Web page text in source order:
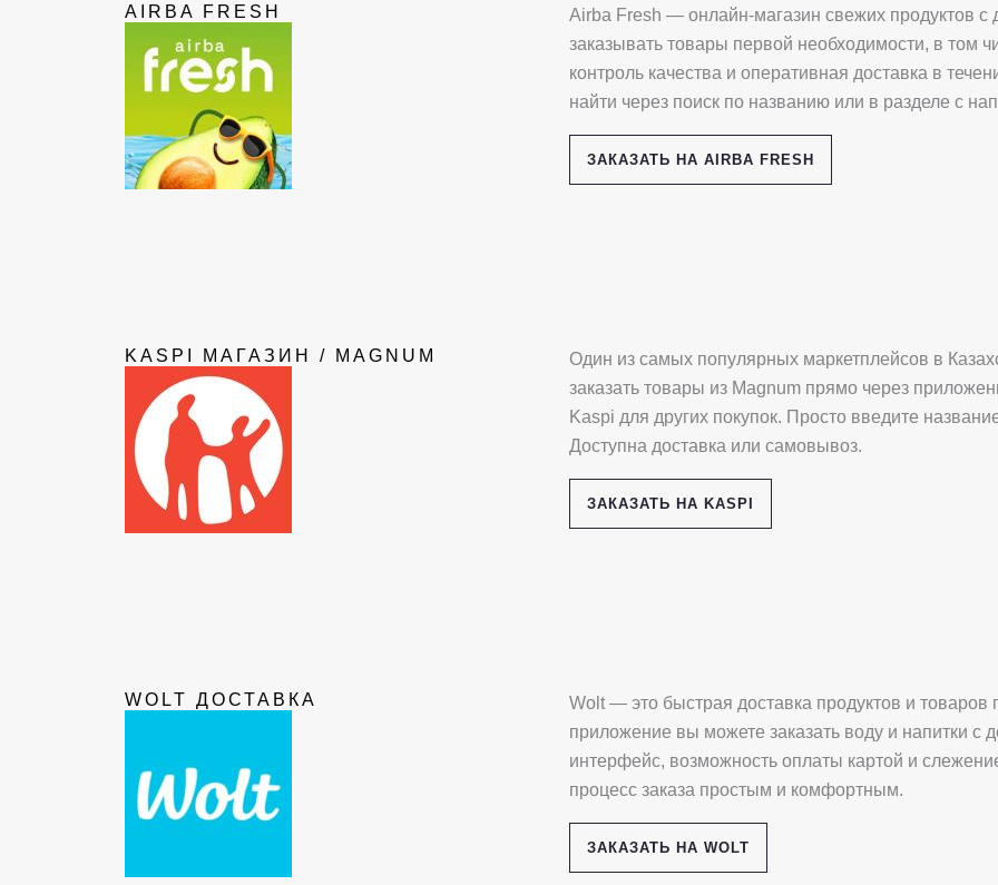
AIRBA FRESH
Airba Fresh — онлайн-магазин свежих продуктов с
заказывать товары первой необходимости, в том
контроль качества и оперативная доставка в
найти через поиск по названию или в разделе с
ЗАКАЗАТЬ НА AIRBA FRESH
KASPI МАГАЗИН / MAGNUM
Один из самых популярных маркетплейсов в
заказать товары из Magnum прямо через
Kaspi для других покупок. Просто введите
Доступна доставка или самовывоз.
ЗАКАЗАТЬ НА KASPI
WOLT ДОСТАВКА
Wolt — это быстрая доставка продуктов и
приложение вы можете заказать воду и напитки с
интерфейс, возможность оплаты картой и
процесс заказа простым и комфортным.
ЗАКАЗАТЬ НА WOLT